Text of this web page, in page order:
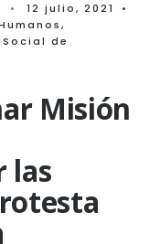
• 12 julio, 2021
•
,
de
Misión
las